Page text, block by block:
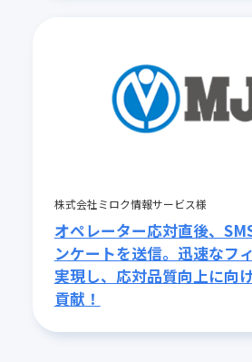
株式会社ミロク情報サービス様
オペレーター応対直後、
ンケートを送信。迅速なフ
実現し、応対品質向上に向
貢献！